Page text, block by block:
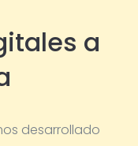
a
desarrollado